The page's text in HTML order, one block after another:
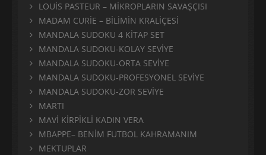
LOUİS PASTEUR – MİKROPLARIN SAVAŞÇISI
MADAM CURİE – BİLİMİN KRALİÇESİ
MANDALA SUDOKU 4 KİTAP SET
MANDALA SUDOKU-KOLAY SEVİYE
MANDALA SUDOKU-ORTA SEVİYE
MANDALA SUDOKU-PROFESYONEL SEVİYE
MANDALA SUDOKU-ZOR SEVİYE
MARTI
MAVİ KİRPİKLİ KADIN VERA
MBAPPE– BENİM FUTBOL KAHRAMANIM
MEKTUPLAR